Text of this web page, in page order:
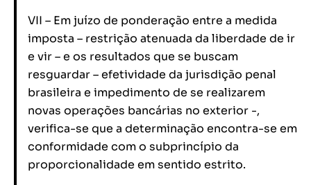
VII – Em juízo de ponderação entre a medida
imposta – restrição atenuada da liberdade de ir
e vir – e os resultados que se buscam
resguardar – efetividade da jurisdição penal
brasileira e impedimento de se realizarem
novas operações bancárias no exterior -,
verifica-se que a determinação encontra-se em
conformidade com o subprincípio da
proporcionalidade em sentido estrito.